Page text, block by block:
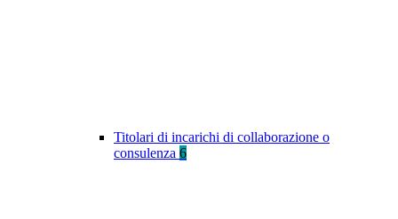
Titolari di incarichi di collaborazione o
consulenza 6